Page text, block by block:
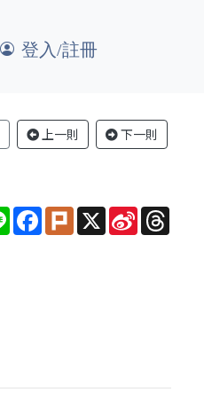
登入/註冊
上一則 下一則
Line Facebook
PlurkX Sina
Weibo